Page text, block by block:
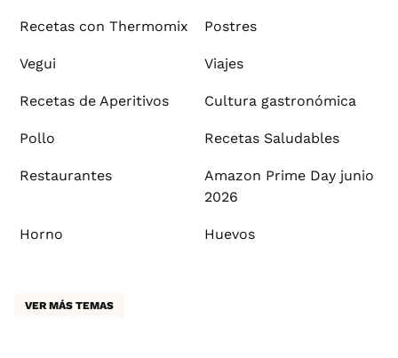
Recetas con Thermomix Postres
Vegui Viajes
Recetas de Aperitivos Cultura gastronómica
Pollo Recetas Saludables
Restaurantes
Amazon Prime Day junio
2026
Horno Huevos
VER MÁS TEMAS